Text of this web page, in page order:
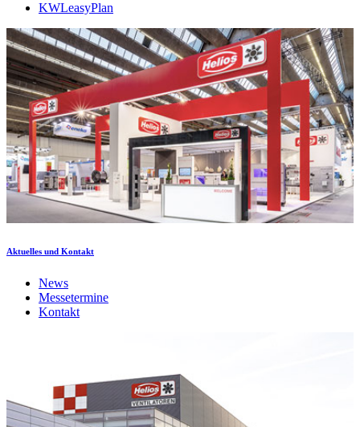
KWLeasyPlan
Aktuelles und Kontakt
News
Messetermine
Kontakt